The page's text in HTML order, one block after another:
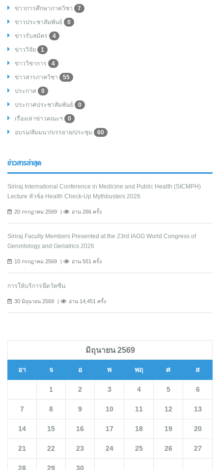
ข่าวการศึกษาภาควิชา
7
ข่าวประชาสัมพันธ์
0
ข่าวรับสมัคร
4
ข่าววิจัย
1
ข่าววิชาการ
4
ข่าวสารภาควิชา
55
ประกาศ
0
ประกาศประชาสัมพันธ์
0
เรื่องเล่าข่าวคณะฯ
0
อบรม/สัมมนา/บรรยาย/ประชุม
60
ข่าวสารล่าสุด
Siriraj International Conference in Medicine and Public Health (SICMPH)
Lecture หัวข้อ Health Check-Up Mythbusters 2026
20 กรกฎาคม 2569 อ่าน 266 ครั้ง
Siriraj Faculty Members Presented at the 23rd IAGG World Congress of
Gerontology and Geriatrics 2026
10 กรกฎาคม 2569 อ่าน 551 ครั้ง
การให้บริการฉีดวัคซีน
30 มิถุนายน 2569 อ่าน 14,451 ครั้ง
มิถุนายน 2569
อา จ อ พ พฤ ศ ส
1 2 3 4 5 6
7 8 9 10 11 12 13
14 15 16 17 18 19 20
21 22 23 24 25 26 27
28 29 30